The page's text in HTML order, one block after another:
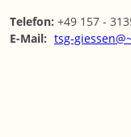
Telefon: +49 157 -
E-Mail: tsg-